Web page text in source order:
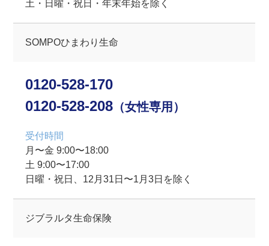
土・日曜・祝⽇・年末年始を除く
SOMPOひまわり生命
0120-528-170
0120-528-208 （女性専用）
受付時間
⽉〜⾦ 9:00〜18:00
⼟ 9:00〜17:00
日曜・祝⽇、12月31日〜1月3日を除く
ジブラルタ生命保険